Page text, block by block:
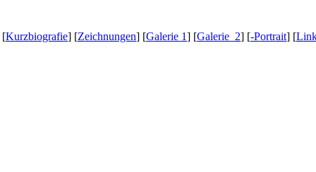
[Kurzbiografie] [Zeichnungen] [Galerie 1] [Galerie 2] [-Portrait] [